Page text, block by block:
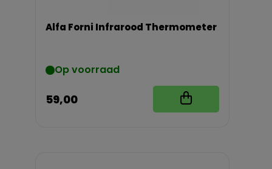
Alfa Forni Infrarood Thermometer
Op voorraad
59,00